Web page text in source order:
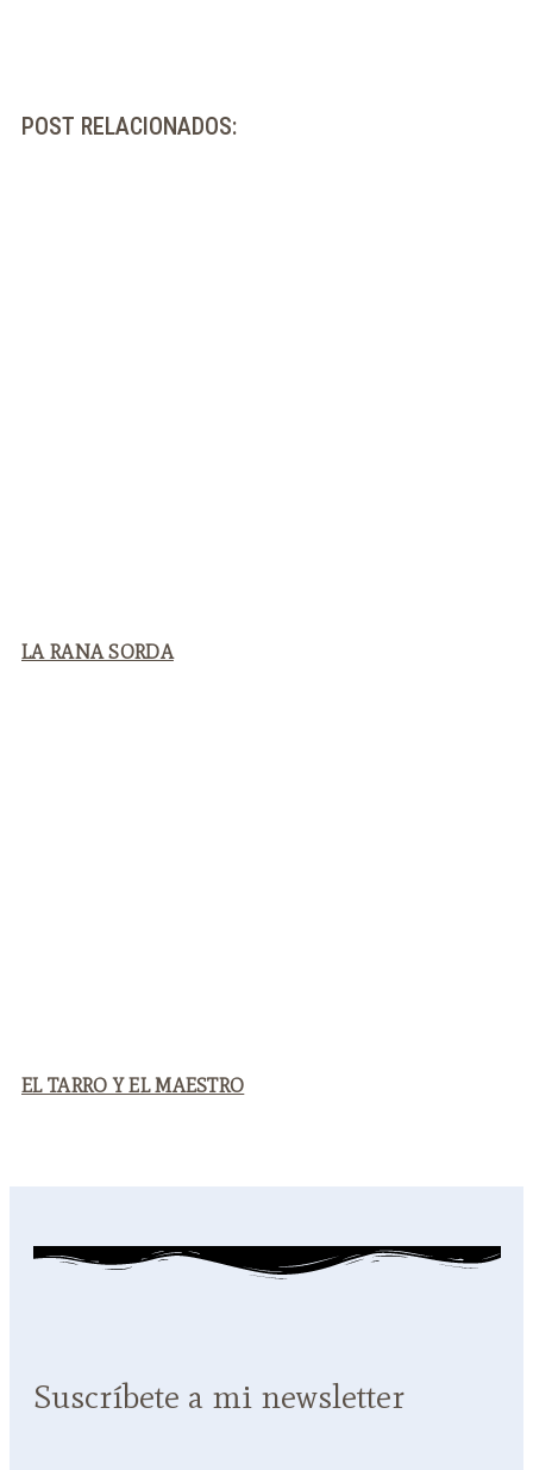
POST RELACIONADOS:
LA RANA SORDA
EL TARRO Y EL MAESTRO
Suscríbete a mi newsletter